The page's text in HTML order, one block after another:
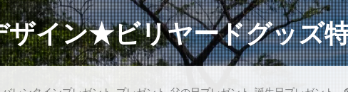
ザイン★ビリヤードグッズ